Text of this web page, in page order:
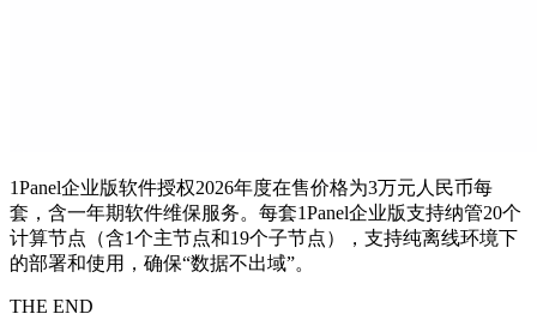
1Panel企业版软件授权2026年度在售价格为3万元人民币每
套，含一年期软件维保服务。每套1Panel企业版支持纳管20个
计算节点（含1个主节点和19个子节点），支持纯离线环境下
的部署和使用，确保“数据不出域”。
THE END